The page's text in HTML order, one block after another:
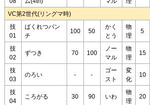
VC第2世代(リングマ時)
技
01
ばくれつパン
チ
100 50
かく
とう
物
理
5
技
02
ずつき 70 100
ノー
マル
物
理
15
技
03
のろい - -
ゴー
スト
変
化
10
技
04
ころがる 30 90 いわ
物
理
20